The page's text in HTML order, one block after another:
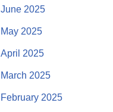
June 2025
May 2025
April 2025
March 2025
February 2025